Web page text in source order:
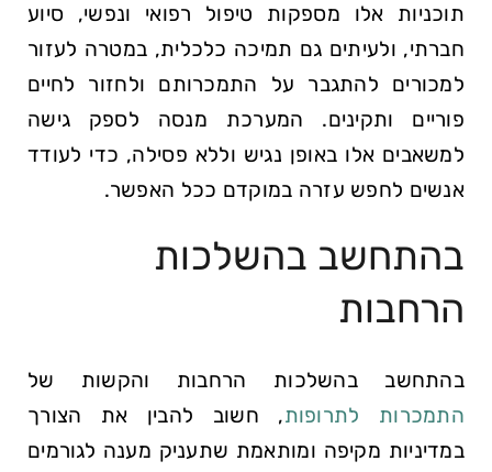
תוכניות אלו מספקות טיפול רפואי ונפשי, סיוע
חברתי, ולעיתים גם תמיכה כלכלית, במטרה לעזור
למכורים להתגבר על התמכרותם ולחזור לחיים
פוריים ותקינים. המערכת מנסה לספק גישה
למשאבים אלו באופן נגיש וללא פסילה, כדי לעודד
אנשים לחפש עזרה במוקדם ככל האפשר.
בהתחשב בהשלכות
הרחבות
בהתחשב בהשלכות הרחבות והקשות של
התמכרות לתרופות, חשוב להבין את הצורך
במדיניות מקיפה ומותאמת שתעניק מענה לגורמים